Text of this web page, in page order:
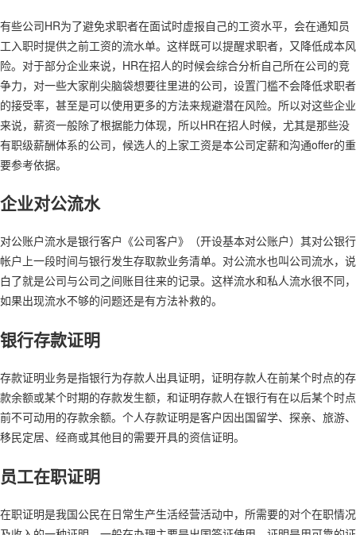
有些公司HR为了避免求职者在面试时虚报自己的工资水平，会在通知员
工入职时提供之前工资的流水单。这样既可以提醒求职者，又降低成本风
险。对于部分企业来说，HR在招人的时候会综合分析自己所在公司的竞
争力，对一些大家削尖脑袋想要往里进的公司，设置门槛不会降低求职者
的接受率，甚至是可以使用更多的方法来规避潜在风险。所以对这些企业
来说，薪资一般除了根据能力体现，所以HR在招人时候，尤其是那些没
有职级薪酬体系的公司，候选人的上家工资是本公司定薪和沟通offer的重
要参考依据。
企业对公流水
对公账户流水是银行客户《公司客户》（开设基本对公账户）其对公银行
帐户上一段时间与银行发生存取款业务清单。对公流水也叫公司流水，说
白了就是公司与公司之间账目往来的记录。这样流水和私人流水很不同，
如果出现流水不够的问题还是有方法补救的。
银行存款证明
存款证明业务是指银行为存款人出具证明，证明存款人在前某个时点的存
款余额或某个时期的存款发生额，和证明存款人在银行有在以后某个时点
前不可动用的存款余额。个人存款证明是客户因出国留学、探亲、旅游、
移民定居、经商或其他目的需要开具的资信证明。
员工在职证明
在职证明是我国公民在日常生产生活经营活动中，所需要的对个在职情况